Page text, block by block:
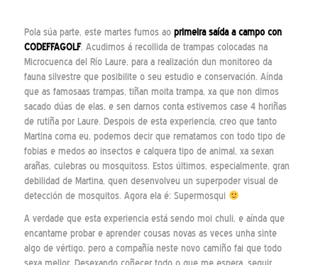
Pola súa parte, este martes fumos ao primeira saída a campo con
CODEFFAGOLF. Acudimos á recollida de trampas colocadas na
Microcuenca del Río Laure, para a realización dun monitoreo da
fauna silvestre que posibilite o seu estudio e conservación. Aínda
que as famosaas trampas, tiñan moita trampa, xa que non dimos
sacado dúas de elas, e sen darnos conta estivemos case 4 horiñas
de rutiña por Laure. Despois de esta experiencia, creo que tanto
Martina coma eu, podemos decir que rematamos con todo tipo de
fobias e medos ao insectos e calquera tipo de animal, xa sexan
arañas, culebras ou mosquitoss. Estos últimos, especialmente, gran
debilidad de Martina, quen desenvolveu un superpoder visual de
detección de mosquitos. Agora ela é: Supermosqui
A verdade que esta experiencia está sendo moi chuli, e aínda que
encantame probar e aprender cousas novas as veces unha sinte
algo de vértigo, pero a compañía neste novo camiño fai que todo